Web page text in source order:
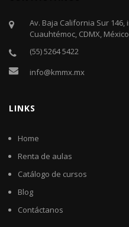
Av. Baja California Sur 146,
Cuauhtémoc, CDMX,
(55) 5264 5422
info@kmmx.mx
LINKS
Home
Renta de aulas
Catálogo de cursos
Blog
Contáctanos